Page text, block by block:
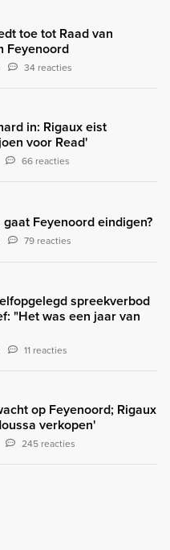
toe tot Raad van
Feyenoord
34 reacties
in: Rigaux eist
voor Read'
66 reacties
Feyenoord eindigen?
79 reacties
spreekverbod
"Het was een jaar van
11 reacties
op Feyenoord; Rigaux
verkopen'
245 reacties